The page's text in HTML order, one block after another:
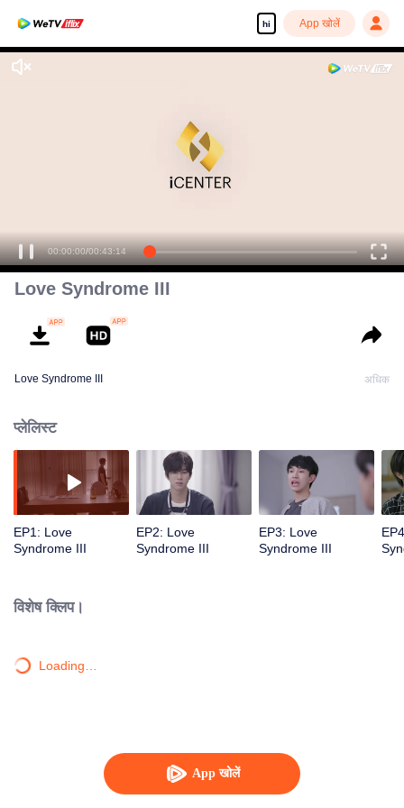
hi App खोलें
App खोलें
Enjoy smooth and HD episodes
00:00:00/00:43:14
Love Syndrome III
Love Syndrome III अधिक
प्लेलिस्ट
EP1: Love
Syndrome III
EP2: Love
Syndrome III
EP3: Love
Syndrome III
विशेष क्लिप।
Loading…